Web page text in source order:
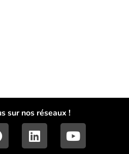
sur nos réseaux !
L
i
Y
o